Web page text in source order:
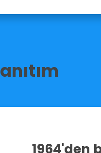
1964'den